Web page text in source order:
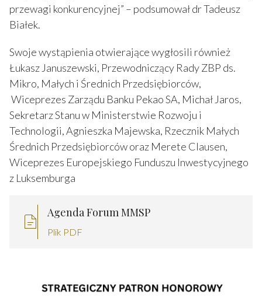
przewagi konkurencyjnej” – podsumował dr Tadeusz
Białek.
Swoje wystąpienia otwierające wygłosili również
Łukasz Januszewski, Przewodniczący Rady ZBP ds.
Mikro, Małych i Średnich Przedsiębiorców,
Wiceprezes Zarządu Banku Pekao SA, Michał Jaros,
Sekretarz Stanu w Ministerstwie Rozwoju i
Technologii, Agnieszka Majewska, Rzecznik Małych
Średnich Przedsiębiorców oraz Merete Clausen,
Wiceprezes Europejskiego Funduszu Inwestycyjnego
z Luksemburga
Agenda Forum MMSP
Plik PDF